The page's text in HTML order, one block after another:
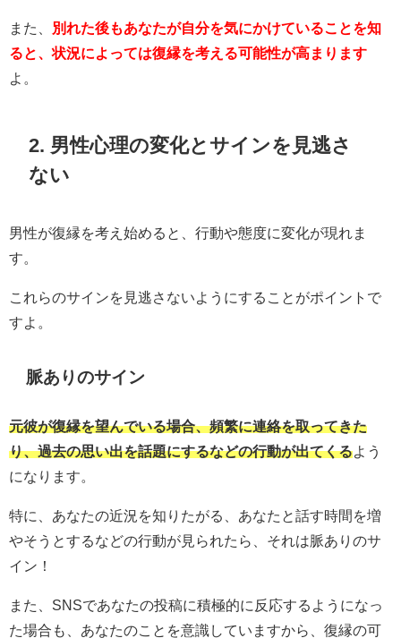
また、
別れた後もあなたが自分を気にかけていることを知
ると、状況によっては復縁を考える可能性が高まります
よ。
2. 男性心理の変化とサインを見逃さ
ない
男性が復縁を考え始めると、行動や態度に変化が現れま
す。
これらのサインを見逃さないようにすることがポイントで
すよ。
脈ありのサイン
元彼が復縁を望んでいる場合、頻繁に連絡を取ってきた
り、過去の思い出を話題にするなどの行動が出てくる よう
になります。
特に、あなたの近況を知りたがる、あなたと話す時間を増
やそうとするなどの行動が見られたら、それは脈ありのサ
イン！
また、SNSであなたの投稿に積極的に反応するようになっ
た場合も、あなたのことを意識していますから、復縁の可